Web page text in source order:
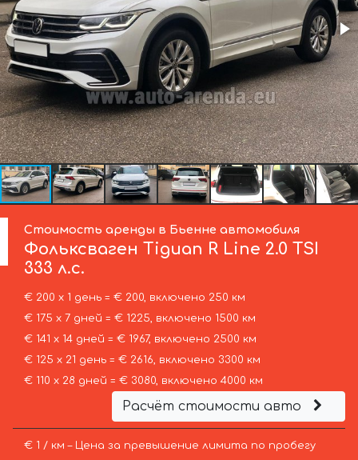
Стоимость аренды в Бьенне автомобиля
Фольксваген Tiguan R Line 2.0 TSI
333 л.с.
€ 200 х 1 день = € 200, включено 250 км
€ 175 х 7 дней = € 1225, включено 1500 км
€ 141 х 14 дней = € 1967, включено 2500 км
€ 125 х 21 день = € 2616, включено 3300 км
€ 110 х 28 дней = € 3080, включено 4000 км
Расчёт стоимости авто
€ 1 / км – Цена за превышение лимита по пробегу